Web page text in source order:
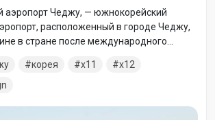
Чеджу, — южнокорейский
расположенный в городе Чеджу,
в стране после международного
пассажирских перевозок.
корея x11
x12